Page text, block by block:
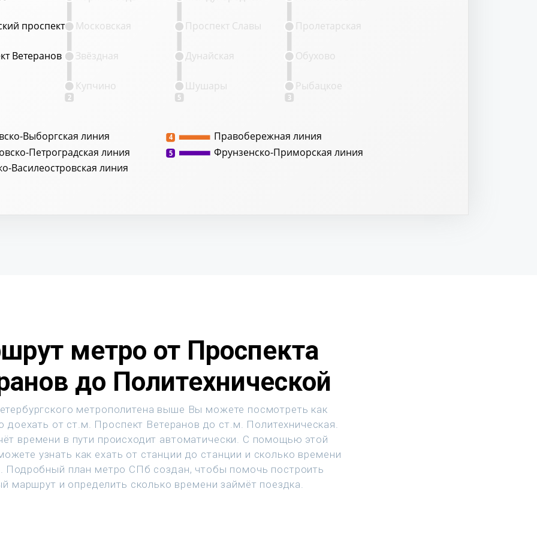
Выборгская линия
Петроградская линия
Василеостровская линия
Правобережная линия
4
Фрунзенско-Приморская линия
5
2 5 3
Ветеранов
проспект
Купчино
Звёздная
Московская
Рыбацкое
Обухово
Пролетарская
Проспект Славы
Дунайская
Шушары
Ветеранов
проспект
метро от Проспекта
до Политехнической
метрополитена выше Вы можете посмотреть как
доехать от ст.м. Проспект Ветеранов до ст.м. Политехническая.
времени в пути происходит автоматически. С помощью этой
узнать как ехать от станции до станции и сколько времени
Подробный план метро СПб создан, чтобы помочь построить
маршрут и определить сколько времени займёт поездка.